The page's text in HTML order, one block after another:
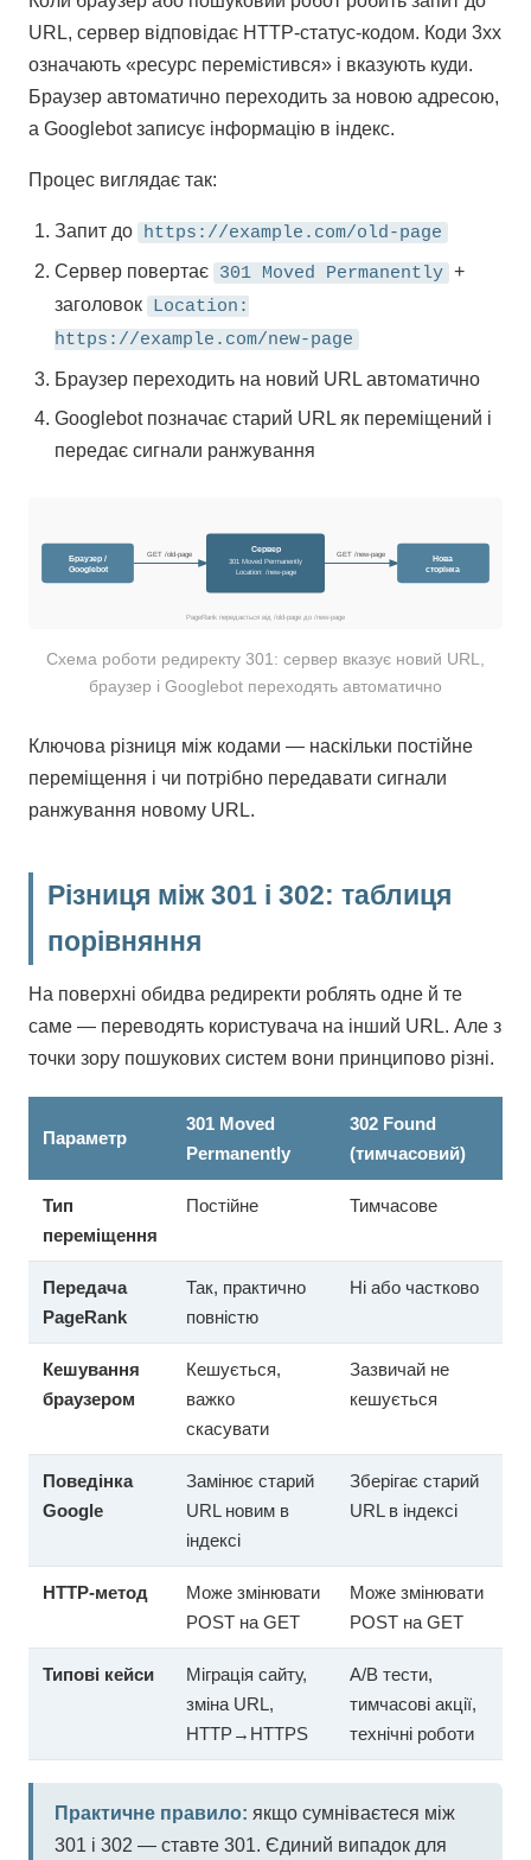
URL, сервер відповідає HTTP-статус-кодом. Коди 3xx
означають «ресурс перемістився» і вказують куди.
Браузер автоматично переходить за новою адресою,
а Googlebot записує інформацію в індекс.
Процес виглядає так:
Запит до https://example.com/old-page
Сервер повертає 301 Moved Permanently +
заголовок
Location:
https://example.com/new-page
Браузер переходить на новий URL автоматично
Googlebot позначає старий URL як переміщений і
передає сигнали ранжування
Браузер /
Googlebot
GET /old-page
Сервер
301 Moved Permanently
Location: /new-page
GET /new-page
Нова
сторінка
PageRank передається від /old-page до /new-page
Схема роботи редиректу 301: сервер вказує новий URL,
браузер і Googlebot переходять автоматично
Ключова різниця між кодами — наскільки постійне
переміщення і чи потрібно передавати сигнали
ранжування новому URL.
Різниця між 301 і 302: таблиця
порівняння
На поверхні обидва редиректи роблять одне й те
саме — переводять користувача на інший URL. Але з
точки зору пошукових систем вони принципово різні.
Параметр
301 Moved
Permanently
302 Found
(тимчасовий)
Тип
переміщення
Постійне Тимчасове
Передача
PageRank
Так, практично
повністю
Ні або частково
Кешування
браузером
Кешується,
важко
скасувати
Зазвичай не
кешується
Поведінка
Google
Замінює старий
URL новим в
індексі
Зберігає старий
URL в індексі
HTTP-метод
Може змінювати
POST на GET
Може змінювати
POST на GET
Типові кейси
Міграція сайту,
зміна URL,
HTTP→HTTPS
A/B тести,
тимчасові акції,
технічні роботи
Практичне правило: якщо сумніваєтеся між
301 і 302 — ставте 301. Єдиний випадок для